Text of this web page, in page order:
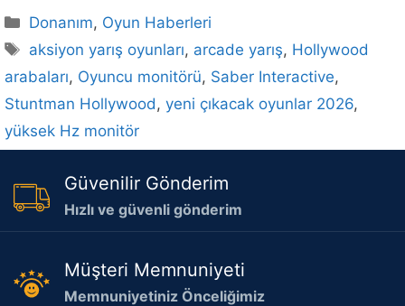
Kategoriler
Donanım, Oyun Haberleri
Etiketler
aksiyon yarış oyunları, arcade yarış, Hollywood
arabaları, Oyuncu monitörü, Saber Interactive,
Stuntman Hollywood, yeni çıkacak oyunlar 2026,
yüksek Hz monitör
Güvenilir Gönderim
Hızlı ve güvenli gönderim
Müşteri Memnuniyeti
Memnuniyetiniz Önceliğimiz